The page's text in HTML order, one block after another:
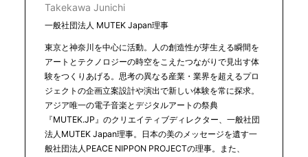
Takekawa Junichi
一般社団法人 MUTEK Japan理事
東京と神奈川を中心に活動。人の創造性が芽生える瞬間を
アートとテクノロジーの時空をこえたつながりで見出す体
験をつくりあげる。思考の異なる産業・業界を超えるプロ
ジェクトの企画立案設計や演出で新しい体験を常に探求。
アジア唯一の電子音楽とデジタルアートの祭典
『MUTEK.JP』のクリエイティブディレクター、一般社団
法人MUTEK Japan理事。日本の美のメッセージを遺す一
般社団法人PEACE NIPPON PROJECTの理事。また、